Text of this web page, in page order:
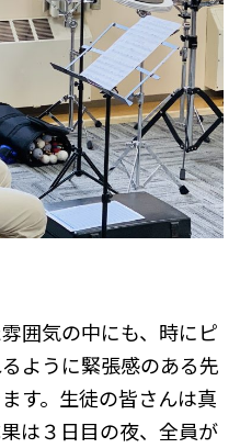
囲気の中にも、時にピ
ように緊張感のある先
す。生徒の皆さんは真
は３日目の夜、全員が